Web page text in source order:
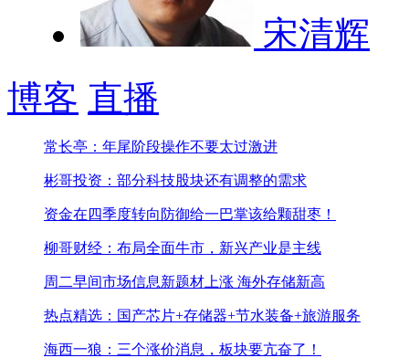
宋清辉
博客 直播
常长亭：年尾阶段操作不要太过激进
彬哥投资：部分科技股块还有调整的需求
资金在四季度转向防御给一巴掌该给颗甜枣！
柳哥财经：布局全面牛市，新兴产业是主线
周二早间市场信息新题材上涨 海外存储新高
热点精选：国产芯片+存储器+节水装备+旅游服务
海西一狼：三个涨价消息，板块要亢奋了！